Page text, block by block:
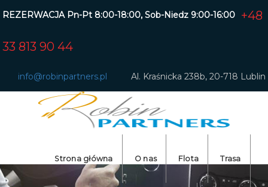
REZERWACJA Pn-Pt 8:00-18:00, Sob-Niedz 9:00-16:00 +48
33 813 90 44
info@robinpartners.pl Al. Kraśnicka 238b, 20-718 Lublin
Strona główna O nas Flota Trasa